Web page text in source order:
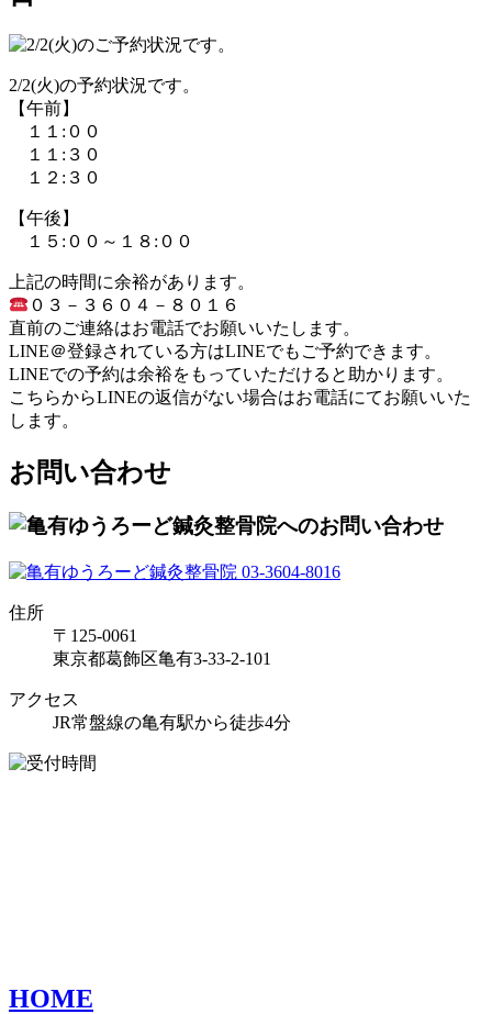
2/2(火)の予約状況です。
【午前】
１１:００
１１:３０
１２:３０
【午後】
１５:００～１８:００
上記の時間に余裕があります。
０３－３６０４－８０１６
直前のご連絡はお電話でお願いいたします。
LINE＠登録されている方はLINEでもご予約できます。
LINEでの予約は余裕をもっていただけると助かります。
こちらからLINEの返信がない場合はお電話にてお願いいた
します。
お問い合わせ
住所
〒125-0061
東京都葛飾区亀有3-33-2-101
アクセス
JR常盤線の亀有駅から徒歩4分
HOME